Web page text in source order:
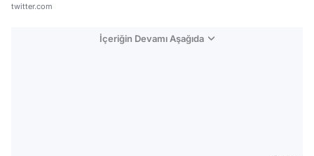
twitter.com
İçeriğin Devamı Aşağıda